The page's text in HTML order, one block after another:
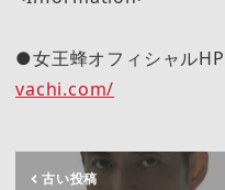
●女王蜂オフィシャルHP
vachi.com/
古い投稿